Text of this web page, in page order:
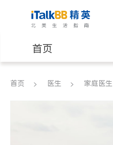
首页
医生
首页 医生 家庭医生